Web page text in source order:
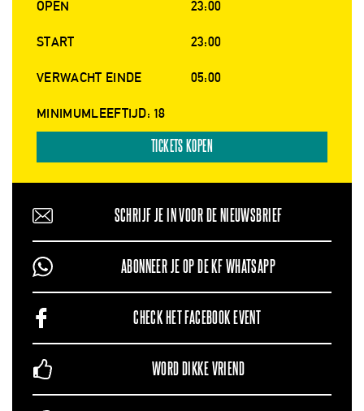
OPEN 23:00
START 23:00
VERWACHT EINDE 05:00
MINIMUMLEEFTIJD: 18
TICKETS KOPEN
SCHRIJF JE IN VOOR DE NIEUWSBRIEF
ABONNEER JE OP DE KF WHATSAPP
CHECK HET FACEBOOK EVENT
WORD DIKKE VRIEND